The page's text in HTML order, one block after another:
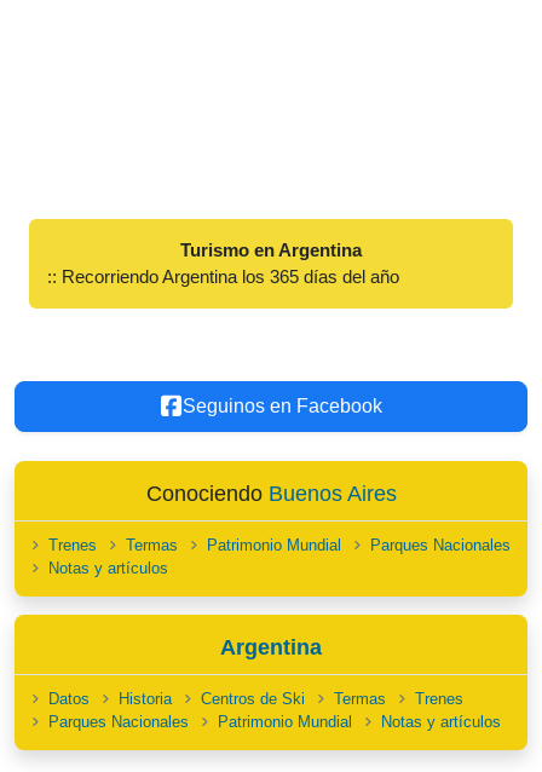
Turismo en Argentina
:: Recorriendo Argentina los 365 días del año
Seguinos en Facebook
Conociendo Buenos Aires
Trenes Termas Patrimonio Mundial
Parques Nacionales
Notas y artículos
Argentina
Datos Historia Centros de Ski Termas
Trenes
Parques Nacionales
Patrimonio Mundial Notas y artículos